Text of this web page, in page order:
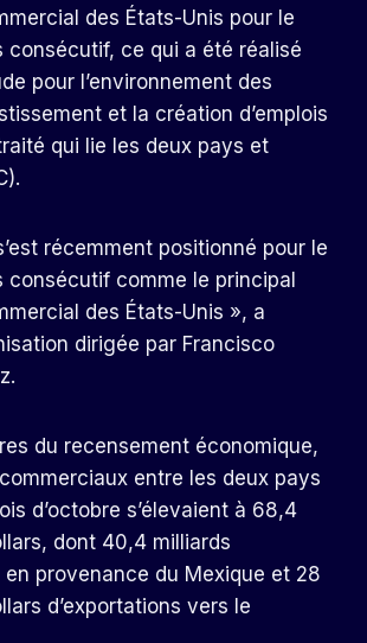
des États-Unis pour le
consécutif, ce qui a été réalisé
pour l’environnement des
et la création d’emplois
qui lie les deux pays et
récemment positionné pour le
consécutif comme le principal
des États-Unis », a
dirigée par Francisco
du recensement économique,
entre les deux pays
d’octobre s’élevaient à 68,4
dont 40,4 milliards
en provenance du Mexique et 28
d’exportations vers le